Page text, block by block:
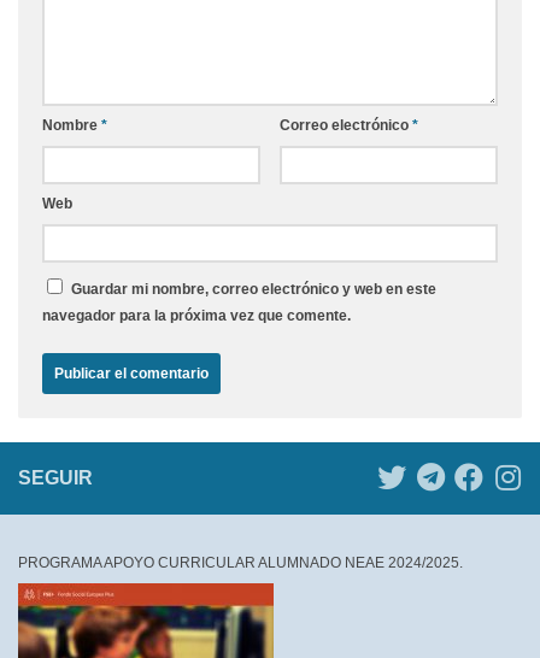
Nombre * Correo electrónico *
Web
Guardar mi nombre, correo electrónico y web en este
navegador para la próxima vez que comente.
SEGUIR
PROGRAMA APOYO CURRICULAR ALUMNADO NEAE 2024/2025.